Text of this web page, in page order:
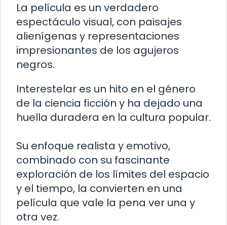
La película es un verdadero
espectáculo visual, con paisajes
alienígenas y representaciones
impresionantes de los agujeros
negros.
Interestelar es un hito en el género
de la ciencia ficción y ha dejado una
huella duradera en la cultura popular.
Su enfoque realista y emotivo,
combinado con su fascinante
exploración de los límites del espacio
y el tiempo, la convierten en una
película que vale la pena ver una y
otra vez.